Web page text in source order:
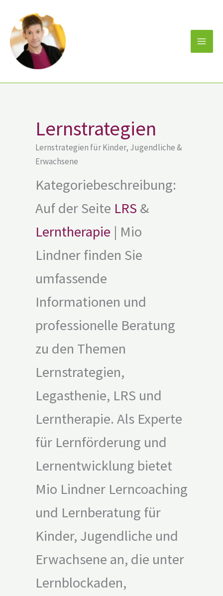
Inhalt
springen
Lernstrategien
Lernstrategien für Kinder, Jugendliche &
Erwachsene
Kategoriebeschreibung:
Auf der Seite LRS &
Lerntherapie | Mio
Lindner finden Sie
umfassende
Informationen und
professionelle Beratung
zu den Themen
Lernstrategien,
Legasthenie, LRS und
Lerntherapie. Als Experte
für Lernförderung und
Lernentwicklung bietet
Mio Lindner Lerncoaching
und Lernberatung für
Kinder, Jugendliche und
Erwachsene an, die unter
Lernblockaden,